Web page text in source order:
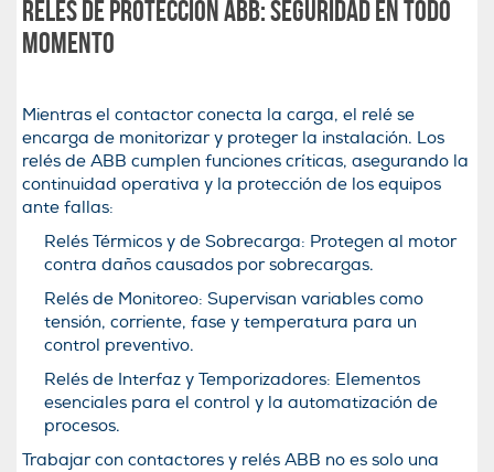
Relés de Protección ABB: Seguridad en Todo
Momento
Mientras el contactor conecta la carga, el relé se
encarga de monitorizar y proteger la instalación. Los
relés de ABB cumplen funciones críticas, asegurando la
continuidad operativa y la protección de los equipos
ante fallas:
Relés Térmicos y de Sobrecarga: Protegen al motor
contra daños causados por sobrecargas.
Relés de Monitoreo: Supervisan variables como
tensión, corriente, fase y temperatura para un
control preventivo.
Relés de Interfaz y Temporizadores: Elementos
esenciales para el control y la automatización de
procesos.
Trabajar con contactores y relés ABB no es solo una